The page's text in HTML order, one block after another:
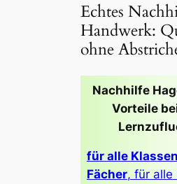
Echtes
Handwerk:
ohne
Nachhilfe
Vorteile
für alle
Fächer, für alle